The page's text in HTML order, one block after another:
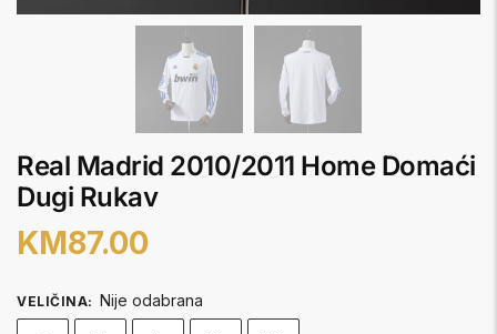
Real Madrid 2010/2011 Home Domaći
Dugi Rukav
KM87.00
VELIČINA: Nije odabrana